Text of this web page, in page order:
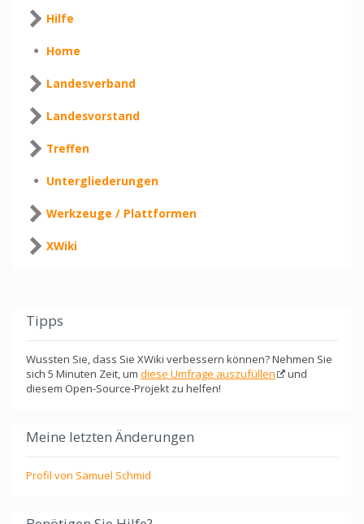
Hilfe
Home
Landesverband
Landesvorstand
Treffen
Untergliederungen
Werkzeuge / Plattformen
XWiki
Tipps
Wussten Sie, dass Sie XWiki verbessern können? Nehmen Sie
sich 5 Minuten Zeit, um diese Umfrage auszufüllen
und
diesem Open-Source-Projekt zu helfen!
Meine letzten Änderungen
Profil von Samuel Schmid